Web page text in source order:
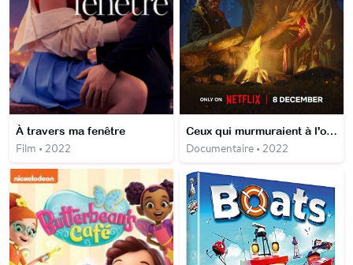
À travers ma fenêtre
Film • 2022
Ceux qui murmuraient à l'oreille de l'éléphanteau
Documentaire • 2022